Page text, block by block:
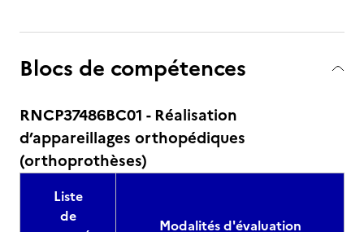
Blocs de compétences
RNCP37486BC01 - Réalisation
d’appareillages orthopédiques
(orthoprothèses)
Liste
de
Modalités d'évaluation